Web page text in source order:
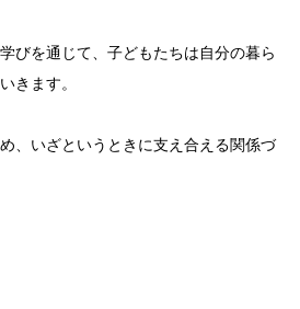
びを通じて、子どもたちは自分の暮ら
きます。
、いざというときに支え合える関係づ